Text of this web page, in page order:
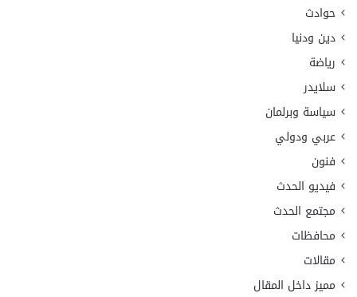
حوادث
دين ودنيا
رياضة
سلايدر
سياسة وبرلمان
عربي ودولي
فنون
فيديو الحدث
مجتمع الحدث
محافظات
مقالات
مميز داخل المقال